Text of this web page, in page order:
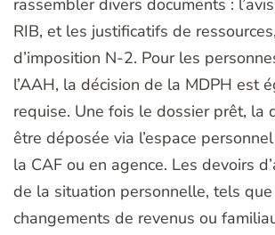
RIB, et les justificatifs de
d’imposition N-2. Pour les
l’AAH, la décision de la MDPH est
requise. Une fois le dossier prêt, la
être déposée via l’espace
la CAF ou en agence. Les devoirs
de la situation personnelle, tels
changements de revenus ou